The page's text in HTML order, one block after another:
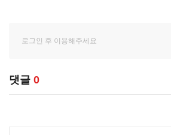
댓글 0